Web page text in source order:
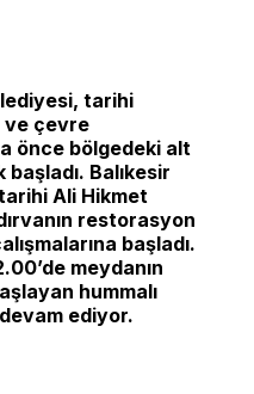
tarihi
ve çevre
önce bölgedeki alt
başladı. Balıkesir
Ali Hikmet
restorasyon
başladı.
meydanın
hummalı
ediyor.